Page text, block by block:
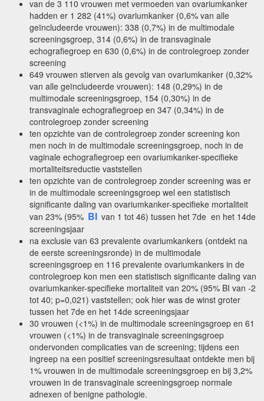
van de 3 110 vrouwen met vermoeden van ovariumkanker
hadden er 1 282 (41%) ovariumkanker (0,6% van alle
geïncludeerde vrouwen): 338 (0,7%) in de multimodale
screeningsgroep, 314 (0,6%) in de transvaginale
echografiegroep en 630 (0,6%) in de controlegroep zonder
screening
649 vrouwen stierven als gevolg van ovariumkanker (0,32%
van alle geïncludeerde vrouwen): 148 (0,29%) in de
multimodale screeningsgroep, 154 (0,30%) in de
transvaginale echografiegroep en 347 (0,34%) in de
controlegroep zonder screening
ten opzichte van de controlegroep zonder screening kon
men noch in de multimodale screeningsgroep, noch in de
vaginale echografiegroep een ovariumkanker-specifieke
mortaliteitsreductie vaststellen
ten opzichte van de controlegroep zonder screening was er
in de multimodale screeningsgroep wel een statistisch
significante daling van ovariumkanker-specifieke mortaliteit
van 23% (95% BI van 1 tot 46) tussen het 7de en het 14de
screeningsjaar
na exclusie van 63 prevalente ovariumkankers (ontdekt na
de eerste screeningsronde) in de multimodale
screeningsgroep en 116 prevalente ovariumkankers in de
controlegroep kon men een statistisch significante daling van
ovariumkanker-specifieke mortaliteit van 20% (95% BI van -2
tot 40; p=0,021) vaststellen; ook hier was de winst groter
tussen het 7de en het 14de screeningsjaar
30 vrouwen (<1%) in de multimodale screeningsgroep en 61
vrouwen (<1%) in de transvaginale screeningsgroep
ondervonden complicaties van de screening; tijdens een
ingreep na een positief screeningsresultaat ontdekte men bij
1% vrouwen in de multimodale screeningsgroep en bij 3,2%
vrouwen in de transvaginale screeningsgroep normale
adnexen of benigne pathologie.